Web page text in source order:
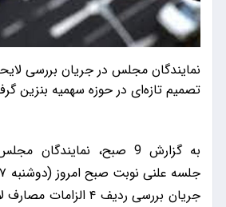
نمایندگان مجلس در جریان بررسی
تصمیم تازه‌ای در حوزه سهمیه بنزین
به گزارش 9 صبح،